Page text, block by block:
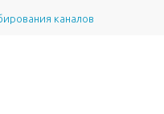
каналов